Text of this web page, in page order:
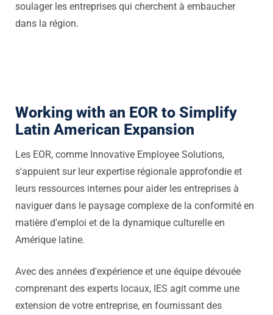
soulager les entreprises qui cherchent à embaucher
dans la région.
Working with an EOR to Simplify
Latin American Expansion
Les EOR, comme Innovative Employee Solutions,
s'appuient sur leur expertise régionale approfondie et
leurs ressources internes pour aider les entreprises à
naviguer dans le paysage complexe de la conformité en
matière d'emploi et de la dynamique culturelle en
Amérique latine.
Avec des années d'expérience et une équipe dévouée
comprenant des experts locaux, IES agit comme une
extension de votre entreprise, en fournissant des